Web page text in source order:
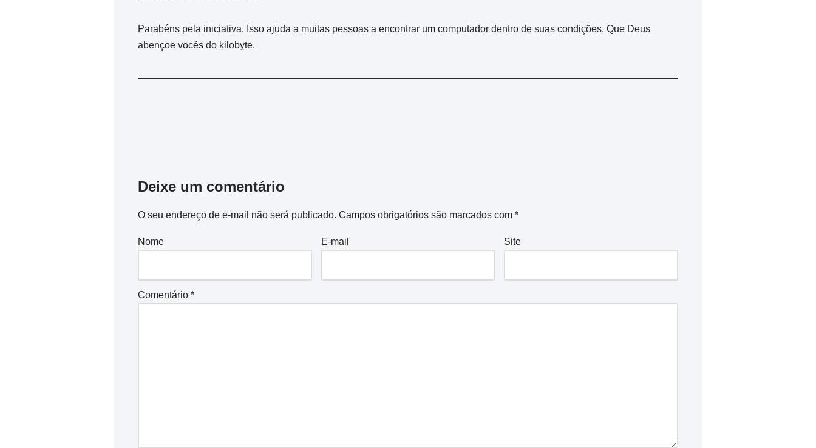
Parabéns pela iniciativa. Isso ajuda a muitas pessoas a encontrar um computador dentro de suas condições. Que Deus
abençoe vocês do kilobyte.
Deixe um comentário
O seu endereço de e-mail não será publicado. Campos obrigatórios são marcados com *
Nome E-mail Site
Comentário *